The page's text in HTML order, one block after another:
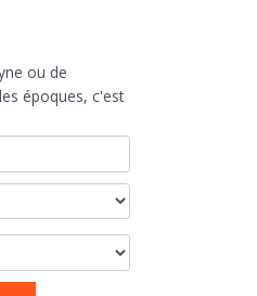
ou de
époques, c'est